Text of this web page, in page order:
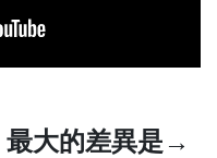
最大的差異是→